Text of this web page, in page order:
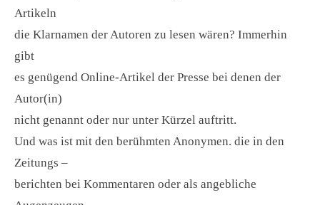
Artikeln
die Klarnamen der Autoren zu lesen wären? Immerhin
gibt
es genügend Online-Artikel der Presse bei denen der
Autor(in)
nicht genannt oder nur unter Kürzel auftritt.
Und was ist mit den berühmten Anonymen. die in den
Zeitungs –
berichten bei Kommentaren oder als angebliche